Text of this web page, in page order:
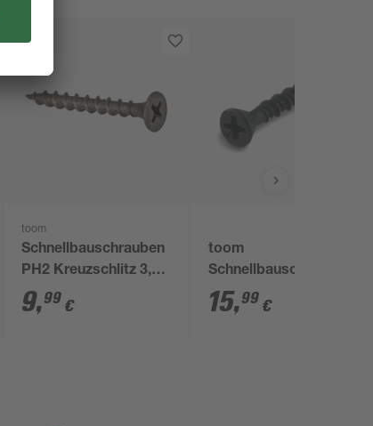
toom
Schnellbauschrauben
PH2 Kreuzschlitz 3,9
x 35 mm 300 Stück
9,99 €
toom
Schnellbauschrauben
Ø 0,39 x 3 cm 300
Stück
15,99 €